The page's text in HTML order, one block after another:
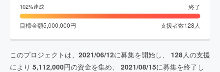
102%達成 終了
目標金額5,000,000円 支援者数128 人
このプロジェクトは、 2021/06/12に募集を開始し、 128人の支援
により 5,112,000円の資金を集め、 2021/08/15に募集を終了し